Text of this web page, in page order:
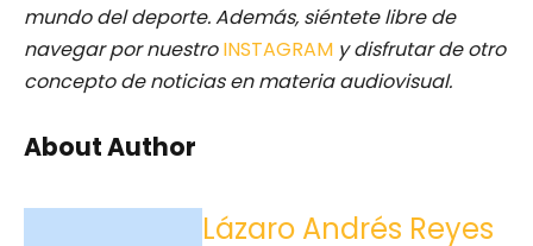
mundo del deporte. Además, siéntete libre de
navegar por nuestro INSTAGRAM y disfrutar de otro
concepto de noticias en materia audiovisual.
About Author
Lázaro Andrés Reyes